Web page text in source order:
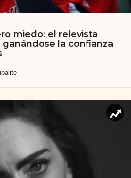
miedo: el relevista
la confianza